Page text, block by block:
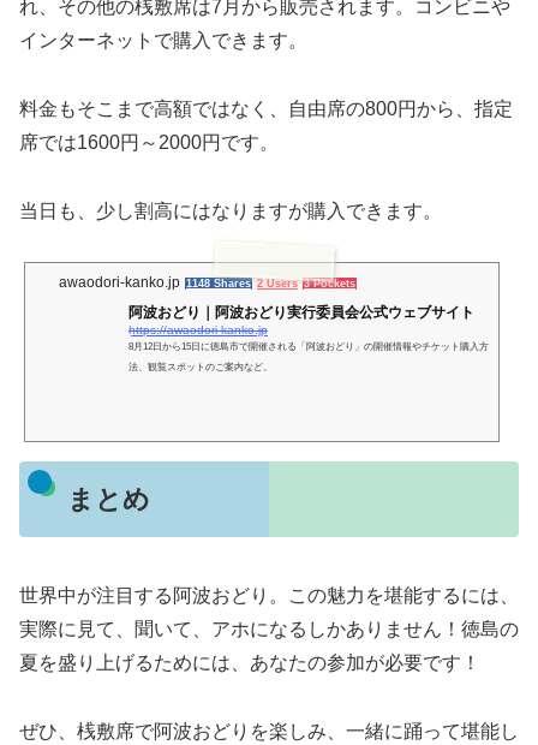
れ、その他の桟敷席は7月から販売されます。コンビニや
インターネットで購入できます。
料金もそこまで高額ではなく、自由席の800円から、指定
席では1600円～2000円です。
当日も、少し割高にはなりますが購入できます。
awaodori-kanko.jp 1148 Shares 2 Users 3 Pockets
阿波おどり｜阿波おどり実行委員会公式ウェブサイト
https://awaodori-kanko.jp
8月12日から15日に徳島市で開催される「阿波おどり」の開催情報やチケット購入方
法、観覧スポットのご案内など。
まとめ
世界中が注目する阿波おどり。この魅力を堪能するには、
実際に見て、聞いて、アホになるしかありません！徳島の
夏を盛り上げるためには、あなたの参加が必要です！
ぜひ、桟敷席で阿波おどりを楽しみ、一緒に踊って堪能し